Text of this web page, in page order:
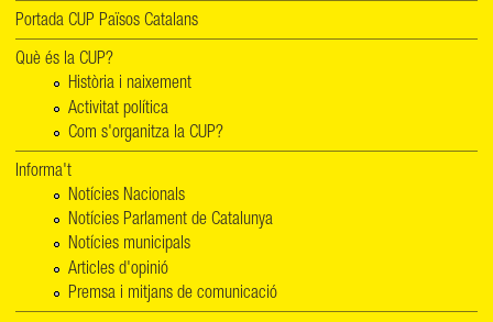
Portada CUP Països Catalans
Què és la CUP?
Història i naixement
Activitat política
Com s'organitza la CUP?
Informa't
Notícies Nacionals
Notícies Parlament de Catalunya
Notícies municipals
Articles d'opinió
Premsa i mitjans de comunicació